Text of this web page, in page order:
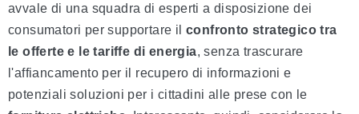
avvale di una squadra di esperti a disposizione dei
consumatori per supportare il confronto strategico tra
le offerte e le tariffe di energia, senza trascurare
l'affiancamento per il recupero di informazioni e
potenziali soluzioni per i cittadini alle prese con le